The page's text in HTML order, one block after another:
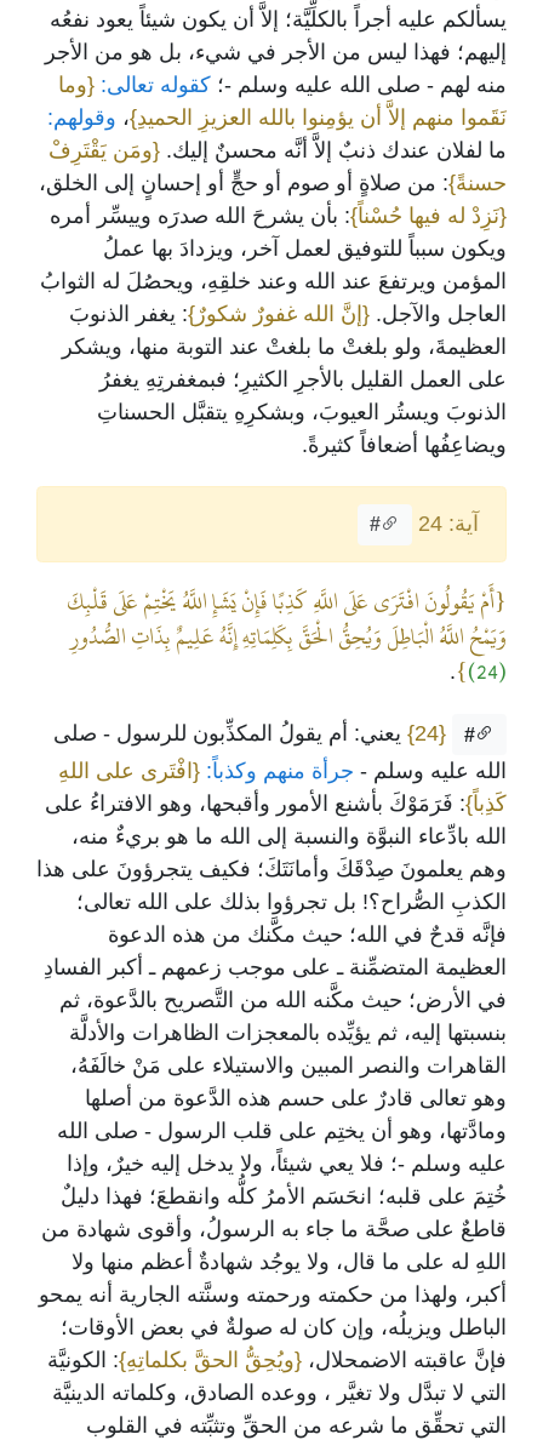
يسألكم عليه أجراً بالكلِّيَّة؛ إلاَّ أن يكون شيئاً يعود نفعُه
إليهم؛ فهذا ليس من الأجر في شيء، بل هو من الأجر
منه لهم - صلى الله عليه وسلم -؛ كقوله تعالى: {وما
نَقَموا منهم إلاَّ أن يؤمِنوا بالله العزيزِ الحميدِ}، وقولهم:
ما لفلان عندك ذنبٌ إلاَّ أنَّه محسنٌ إليك. {ومَن يَقْتَرِفْ
حسنةً}: من صلاةٍ أو صوم أو حجٍّ أو إحسانٍ إلى الخلق،
{نَزِدْ له فيها حُسْناً}: بأن يشرحَ الله صدرَه وييسِّر أمره
ويكون سبباً للتوفيق لعمل آخر، ويزدادَ بها عملُ
المؤمن ويرتفعَ عند الله وعند خلقِهِ، ويحصُلَ له الثوابُ
العاجل والآجل. {إنَّ الله غفورٌ شكورٌ}: يغفر الذنوبَ
العظيمةَ، ولو بلغتْ ما بلغتْ عند التوبة منها، ويشكر
على العمل القليل بالأجرِ الكثيرِ؛ فبمغفرتِهِ يغفرُ
الذنوبَ ويستُر العيوبَ، وبشكرِهِ يتقبَّل الحسناتِ
ويضاعِفُها أضعافاً كثيرةً.
آية: 24 #
{أَمْ يَقُولُونَ افْتَرَى عَلَى اللَّهِ كَذِبًا فَإِنْ يَشَإِ اللَّهُ يَخْتِمْ عَلَى قَلْبِكَ
وَيَمْحُ اللَّهُ الْبَاطِلَ وَيُحِقُّ الْحَقَّ بِكَلِمَاتِهِ إِنَّهُ عَلِيمٌ بِذَاتِ الصُّدُورِ
(24)
}
.
#
{24}
يعني: أم يقولُ المكذِّبون للرسول - صلى
الله عليه وسلم - جرأة منهم وكذباً: {افْتَرى على اللهِ
كَذِباً}: فَرَمَوْكَ بأشنع الأمور وأقبحها، وهو الافتراءُ على
الله بادِّعاء النبوَّة والنسبة إلى الله ما هو بريءٌ منه،
وهم يعلمونَ صِدْقَكَ وأمانَتَكَ؛ فكيف يتجرؤونَ على هذا
الكذبِ الصُّراح؟! بل تجرؤوا بذلك على الله تعالى؛
فإنَّه قدحٌ في الله؛ حيث مكَّنك من هذه الدعوة
العظيمة المتضمِّنة ـ على موجب زعمهم ـ أكبر الفسادِ
في الأرض؛ حيث مكَّنه الله من التَّصريح بالدَّعوة، ثم
بنسبتها إليه، ثم يؤيِّده بالمعجزات الظاهرات والأدلَّة
القاهرات والنصر المبين والاستيلاء على مَنْ خالَفَهُ،
وهو تعالى قادرٌ على حسم هذه الدَّعوة من أصلها
ومادَّتها، وهو أن يختِم على قلب الرسول - صلى الله
عليه وسلم -؛ فلا يعي شيئاً، ولا يدخل إليه خيرٌ، وإذا
خُتِمَ على قلبه؛ انحَسَم الأمرُ كلُّه وانقطعَ؛ فهذا دليلٌ
قاطعٌ على صحَّة ما جاء به الرسولُ، وأقوى شهادة من
اللهِ له على ما قال، ولا يوجُد شهادةٌ أعظم منها ولا
أكبر، ولهذا من حكمته ورحمته وسنَّته الجارية أنه يمحو
الباطل ويزيلُه، وإن كان له صولةٌ في بعض الأوقات؛
فإنَّ عاقبته الاضمحلال، {ويُحِقُّ الحقَّ بكلماتِهِ}: الكونيَّة
التي لا تبدَّل ولا تغيَّر ، ووعده الصادق، وكلماته الدينيَّة
التي تحقِّق ما شرعه من الحقِّ وتثبِّته في القلوب